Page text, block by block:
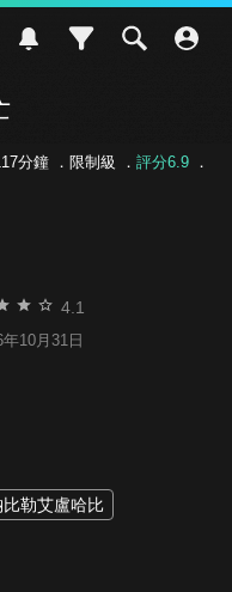
分鐘 ． 限制級 ． 評分6.9．
4.1
10月31日
比勒艾盧哈比